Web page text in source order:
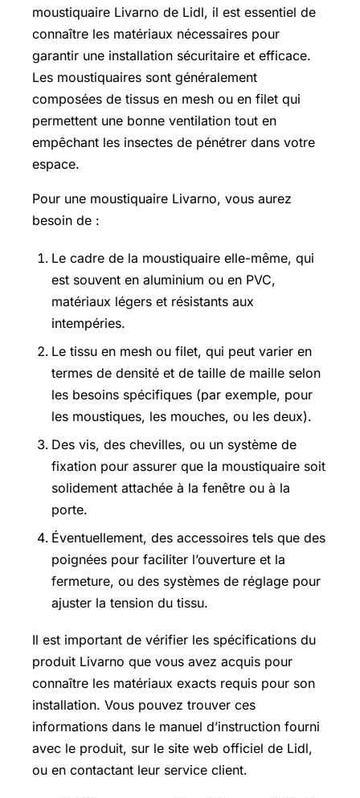
moustiquaire Livarno de Lidl, il est essentiel de
connaître les matériaux nécessaires pour
garantir une installation sécuritaire et efficace.
Les moustiquaires sont généralement
composées de tissus en mesh ou en filet qui
permettent une bonne ventilation tout en
empêchant les insectes de pénétrer dans votre
espace.
Pour une moustiquaire Livarno, vous aurez
besoin de :
Le cadre de la moustiquaire elle-même, qui
est souvent en aluminium ou en PVC,
matériaux légers et résistants aux
intempéries.
Le tissu en mesh ou filet, qui peut varier en
termes de densité et de taille de maille selon
les besoins spécifiques (par exemple, pour
les moustiques, les mouches, ou les deux).
Des vis, des chevilles, ou un système de
fixation pour assurer que la moustiquaire soit
solidement attachée à la fenêtre ou à la
porte.
Éventuellement, des accessoires tels que des
poignées pour faciliter l’ouverture et la
fermeture, ou des systèmes de réglage pour
ajuster la tension du tissu.
Il est important de vérifier les spécifications du
produit Livarno que vous avez acquis pour
connaître les matériaux exacts requis pour son
installation. Vous pouvez trouver ces
informations dans le manuel d’instruction fourni
avec le produit, sur le site web officiel de Lidl,
ou en contactant leur service client.